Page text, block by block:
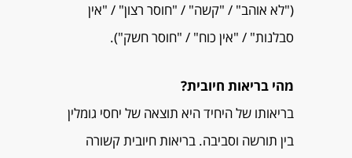
("לא אוהב" / "קשה" / "חוסר רצון" / "אין
סבלנות" / "אין כוח" / "חוסר חשק").
מהי בריאות חיובית?
בריאותו של היחיד היא תוצאה של יחסי גומלין
בין תורשה וסביבה. בריאות חיובית קשורה